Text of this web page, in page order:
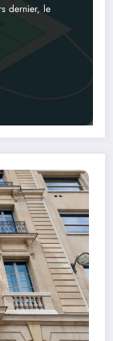
dernier, le